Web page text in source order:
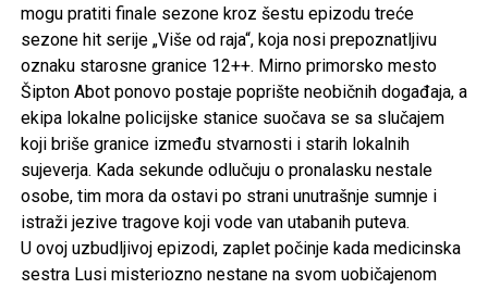
mogu pratiti finale sezone kroz šestu epizodu treće
sezone hit serije „Više od raja“, koja nosi prepoznatljivu
oznaku starosne granice 12++. Mirno primorsko mesto
Šipton Abot ponovo postaje poprište neobičnih događaja, a
ekipa lokalne policijske stanice suočava se sa slučajem
koji briše granice između stvarnosti i starih lokalnih
sujeverja. Kada sekunde odlučuju o pronalasku nestale
osobe, tim mora da ostavi po strani unutrašnje sumnje i
istraži jezive tragove koji vode van utabanih puteva.
U ovoj uzbudljivoj epizodi, zaplet počinje kada medicinska
sestra Lusi misteriozno nestane na svom uobičajenom